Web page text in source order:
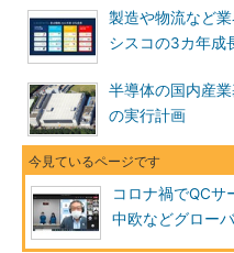
製造や物流など
シスコの3カ年成
半導体の国内産
の実行計画
コロナ禍でQCサ
中欧などグロー